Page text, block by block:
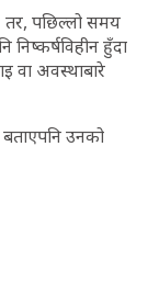
तर, पछिल्लो समय
हुँदा
वा अवस्थाबारे
बताएपनि उनको